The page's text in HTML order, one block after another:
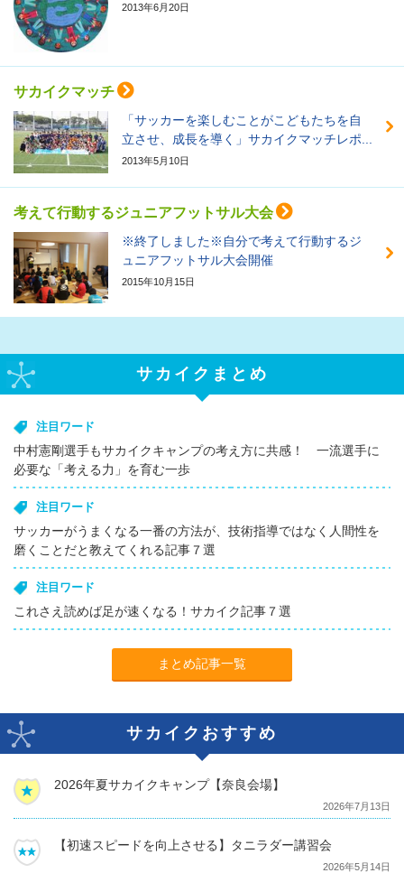
2013年6月20日
サカイクマッチ
「サッカーを楽しむことがこどもたちを自
立させ、成長を導く」サカイクマッチレポ...
2013年5月10日
考えて行動するジュニアフットサル大会
※終了しました※自分で考えて行動するジ
ュニアフットサル大会開催
2015年10月15日
サカイクまとめ
注目ワード
中村憲剛選手もサカイクキャンプの考え方に共感！ 一流選手に
必要な「考える力」を育む一歩
注目ワード
サッカーがうまくなる一番の方法が、技術指導ではなく人間性を
磨くことだと教えてくれる記事７選
注目ワード
これさえ読めば足が速くなる！サカイク記事７選
まとめ記事一覧
サカイクおすすめ
2026年夏サカイクキャンプ【奈良会場】
2026年7月13日
【初速スピードを向上させる】タニラダー講習会
2026年5月14日